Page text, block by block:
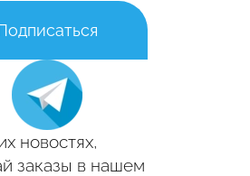
новостях,
заказы в нашем